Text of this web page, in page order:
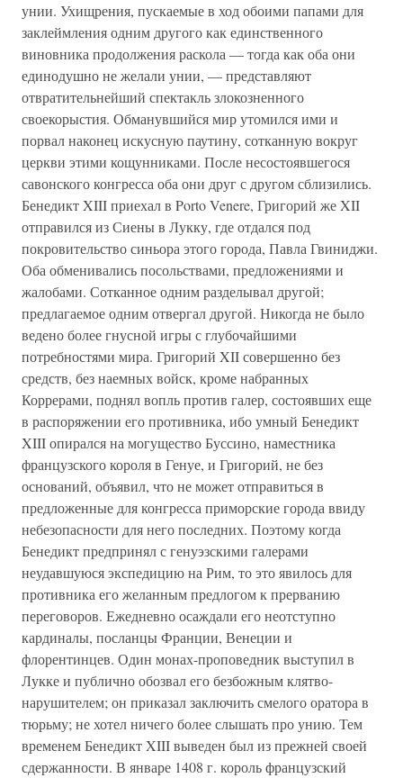
унии. Ухищрения, пускаемые в ход обоими папами для
заклеймления одним другого как единственного
виновника продолжения раскола — тогда как оба они
единодушно не желали унии, — представляют
отвратительнейший спектакль злокозненного
своекорыстия. Обманувшийся мир утомился ими и
порвал наконец искусную паутину, сотканную вокруг
церкви этими кощунниками. После несостоявшегося
савонского конгресса оба они друг с другом сблизились.
Бенедикт XIII приехал в Porto Venere, Григорий же XII
отправился из Сиены в Лукку, где отдался под
покровительство синьора этого города, Павла Гвиниджи.
Оба обменивались посольствами, предложениями и
жалобами. Сотканное одним разделывал другой;
предлагаемое одним отвергал другой. Никогда не было
ведено более гнусной игры с глубочайшими
потребностями мира. Григорий XII совершенно без
средств, без наемных войск, кроме набранных
Коррерами, поднял вопль против галер, состоявших еще
в распоряжении его противника, ибо умный Бенедикт
XIII опирался на могущество Буссино, наместника
французского короля в Генуе, и Григорий, не без
оснований, объявил, что не может отправиться в
предложенные для конгресса приморские города ввиду
небезопасности для него последних. Поэтому когда
Бенедикт предпринял с генуэзскими галерами
неудавшуюся экспедицию на Рим, то это явилось для
противника его желанным предлогом к прерванию
переговоров. Ежедневно осаждали его неотступно
кардиналы, посланцы Франции, Венеции и
флорентинцев. Один монах-проповедник выступил в
Лукке и публично обозвал его безбожным клятво-
нарушителем; он приказал заключить смелого оратора в
тюрьму; не хотел ничего более слышать про унию. Тем
временем Бенедикт XIII выведен был из прежней своей
сдержанности. В январе 1408 г. король французский